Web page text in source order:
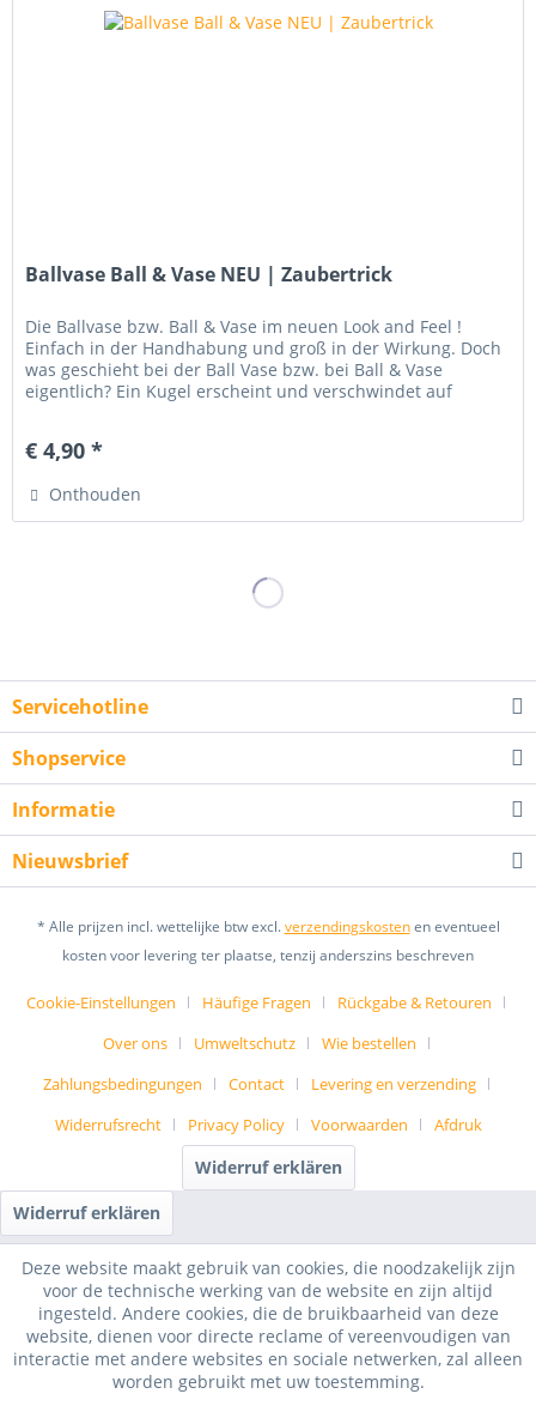
Ballvase Ball & Vase NEU | Zaubertrick
Die Ballvase bzw. Ball & Vase im neuen Look and Feel !
Einfach in der Handhabung und groß in der Wirkung. Doch
was geschieht bei der Ball Vase bzw. bei Ball & Vase
eigentlich? Ein Kugel erscheint und verschwindet auf
€ 4,90 *
Onthouden
Servicehotline
Shopservice
Informatie
Nieuwsbrief
* Alle prijzen incl. wettelijke btw excl.verzendingskostenen eventueel
kosten voor levering ter plaatse, tenzij anderszins beschreven
Cookie-Einstellungen Häufige Fragen
Rückgabe & Retouren
Over ons
Umweltschutz
Wie bestellen
Zahlungsbedingungen
Contact
Levering en verzending
Widerrufsrecht
Privacy Policy Voorwaarden Afdruk
Widerruf erklären
Deze website maakt gebruik van cookies, die noodzakelijk zijn
voor de technische werking van de website en zijn altijd
ingesteld. Andere cookies, die de bruikbaarheid van deze
website, dienen voor directe reclame of vereenvoudigen van
interactie met andere websites en sociale netwerken, zal alleen
worden gebruikt met uw toestemming.
Widerruf erklären